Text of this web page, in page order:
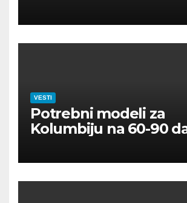
VESTI
Potrebni modeli za
Kolumbiju na 60-90